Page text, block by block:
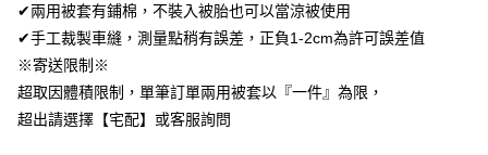
便利好安心！
１．簡單：不需註冊會員、不需綁卡、不需儲值。
２．便利：只要手機號碼，簡訊認證，即可結帳。
３．安心：先確認商品／服務後，再付款。
１．於結帳方式選擇「AFTEE先享後付」後，將跳轉至「AFTEE先享後付」
運送方式
全家取貨付款
免運費
✔兩用被套有鋪棉，不裝入被胎也可以當涼被使用
✔手工裁製車縫，測量點稍有誤差，正負1-2cm為許可誤差值
※寄送限制※
超取因體積限制，單筆訂單兩用被套以『一件』為限，
超出請選擇【宅配】或客服詢問